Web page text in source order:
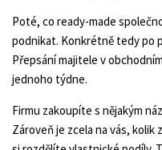
Poté, co ready-made
podnikat. Konkrétně tedy po
Přepsání majitele v
jednoho týdne.
Firmu zakoupíte s nějakým
Zároveň je zcela na vás,